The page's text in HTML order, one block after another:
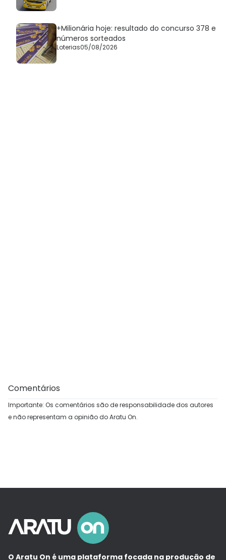
+Milionária hoje: resultado do concurso 378 e
números sorteados
Loterias05/08/2026
Comentários
Importante: Os comentários são de responsabilidade dos autores
e não representam a opinião do Aratu On.
O Aratu On é uma plataforma focada na produção de